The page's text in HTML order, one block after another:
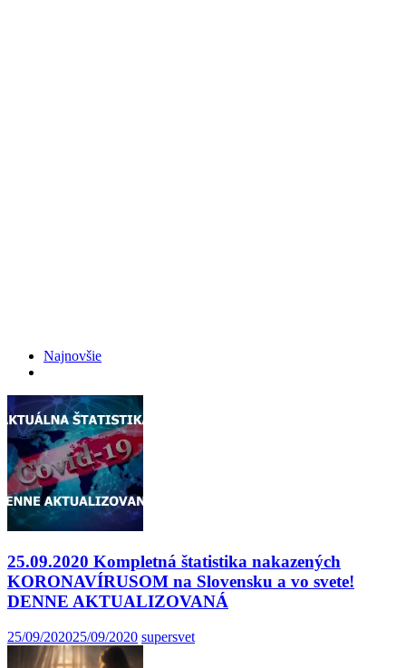
Najnovšie
25.09.2020 Kompletná štatistika nakazených
KORONAVÍRUSOM na Slovensku a vo svete!
DENNE AKTUALIZOVANÁ
25/09/202025/09/2020 supersvet